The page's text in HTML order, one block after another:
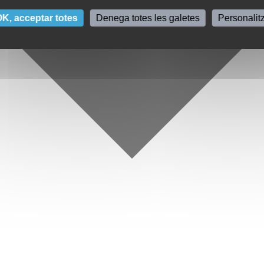
acceptar totes Denega totes les galetes